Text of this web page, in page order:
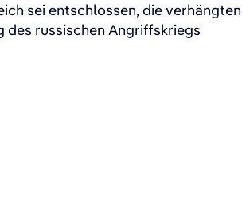
sei entschlossen, die verhängten
des russischen Angriffskriegs